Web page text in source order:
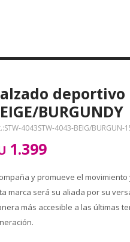
deportivo
BURGUNDY
STW-4043STW-4043-BEIG/BURGUN-
1.399
y promueve el
marca será su aliada por su
más accesible a las últimas